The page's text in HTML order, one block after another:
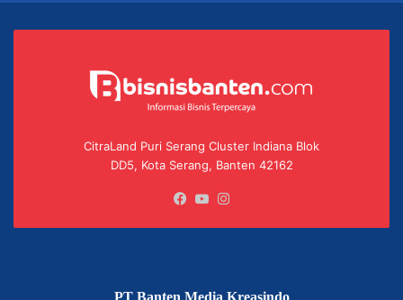
CitraLand Puri Serang Cluster Indiana Blok
DD5, Kota Serang, Banten 42162
Facebook
YouTube
PT Banten Media Kreasindo